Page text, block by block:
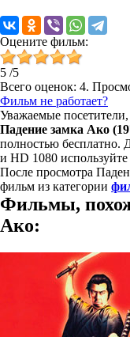
Оцените фильм:
5 /5
Всего оценок: 4.
Фильм не работает?
Уважаемые
Падение замка Ако
полностью бесплатно.
и HD 1080
После просмотра
фильм из категории
Фильмы,
Ако: